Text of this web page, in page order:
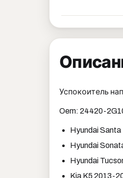
Успокоитель
Oem: 24420-
Hyundai
Hyundai
Hyundai
Kia K5 2013-